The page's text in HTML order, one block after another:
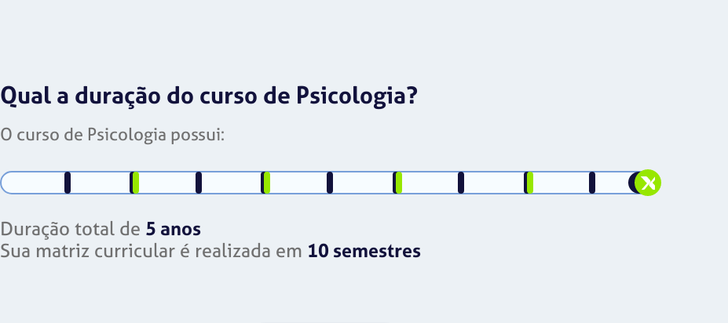
Qual a duração do curso de Psicologia?
O curso de Psicologia possui:
Duração total de 5 anos
Sua matriz curricular é realizada em 10 semestres